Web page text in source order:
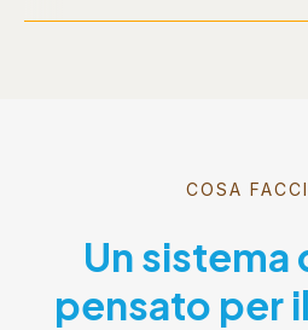
COSA
Un sistema
pensato per